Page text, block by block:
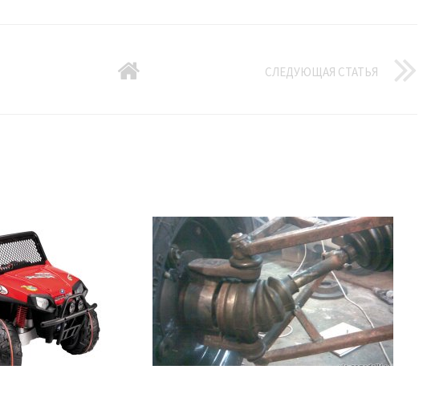
СЛЕДУЮЩАЯ СТАТЬЯ